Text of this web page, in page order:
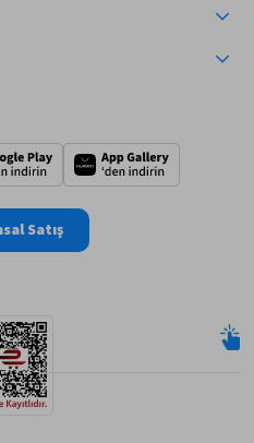
Satış